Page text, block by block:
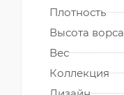
Плотность
Высота ворса
Вес
Коллекция